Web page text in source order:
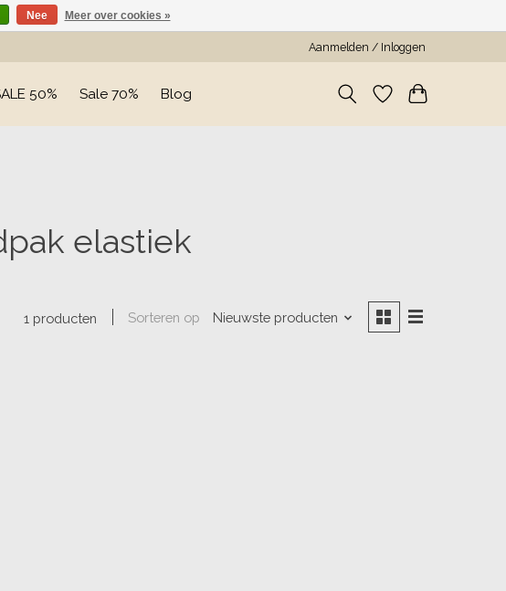
Aanmelden / Inloggen
50% Sale 70% Blog
elastiek
1 producten Sorteren op Nieuwste producten
Nee Meer over cookies »